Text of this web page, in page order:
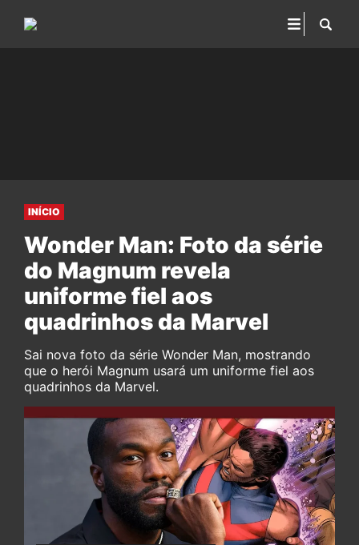
INÍCIO
Wonder Man: Foto da série
do Magnum revela
uniforme fiel aos
quadrinhos da Marvel
Sai nova foto da série Wonder Man, mostrando
que o herói Magnum usará um uniforme fiel aos
quadrinhos da Marvel.